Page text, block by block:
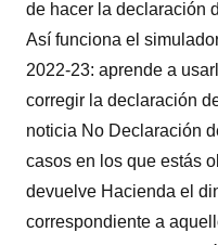
de hacer la declaración
Así funciona el
2022-23: aprende a
corregir la declaración
noticia No Declaración
casos en los que estás
devuelve Hacienda el
correspondiente a